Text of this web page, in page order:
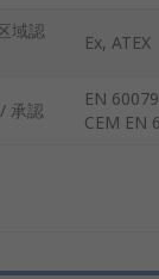
域認
Ex, ATEX
承認
EN
CEM EN